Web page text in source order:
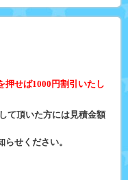
押せば1000円割引いたし
て頂いた方には見積金額
せください。